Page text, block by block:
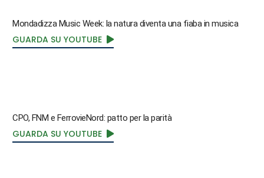
Mondadizza Music Week: la natura diventa una fiaba in musica
GUARDA SU YOUTUBE
CPO, FNM e FerrovieNord: patto per la parità
GUARDA SU YOUTUBE